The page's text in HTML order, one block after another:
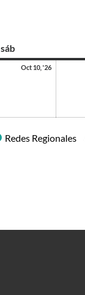
sáb
Oct 10, '26
Redes Regionales